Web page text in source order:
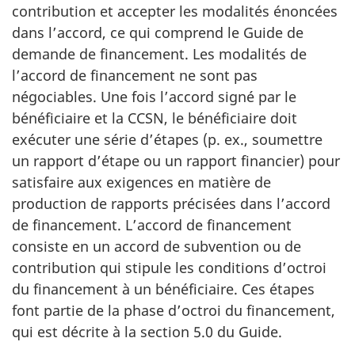
contribution et accepter les modalités énoncées
dans l’accord, ce qui comprend le Guide de
demande de financement. Les modalités de
l’accord de financement ne sont pas
négociables. Une fois l’accord signé par le
bénéficiaire et la CCSN, le bénéficiaire doit
exécuter une série d’étapes (p. ex., soumettre
un rapport d’étape ou un rapport financier) pour
satisfaire aux exigences en matière de
production de rapports précisées dans l’accord
de financement. L’accord de financement
consiste en un accord de subvention ou de
contribution qui stipule les conditions d’octroi
du financement à un bénéficiaire. Ces étapes
font partie de la phase d’octroi du financement,
qui est décrite à la section 5.0 du Guide.